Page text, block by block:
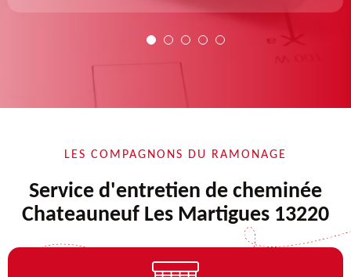
LES COMPAGNONS DU RAMONAGE
Service d'entretien de cheminée
Chateauneuf Les Martigues 13220